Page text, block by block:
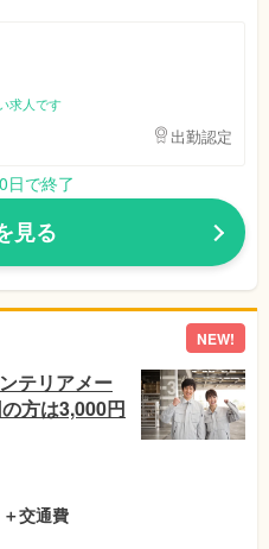
求人です
出勤認定
日で終了
見る
NEW!
テリアメー
方は3,000円
＋交通費